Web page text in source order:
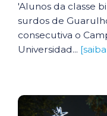
'Alunos da classe
surdos de
consecutiva o
Universidad...